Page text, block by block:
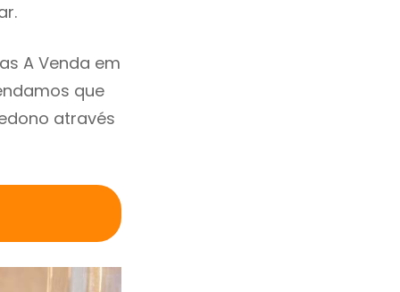
A Venda em
que
através